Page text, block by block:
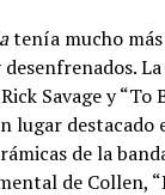
tenía mucho
Savage y “To
lugar destacado
de la
de Collen,